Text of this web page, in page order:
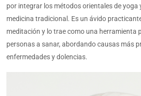
por integrar los métodos orientales de yoga
medicina tradicional. Es un ávido
meditación y lo trae como una herramienta
personas a sanar, abordando causas más
enfermedades y dolencias.